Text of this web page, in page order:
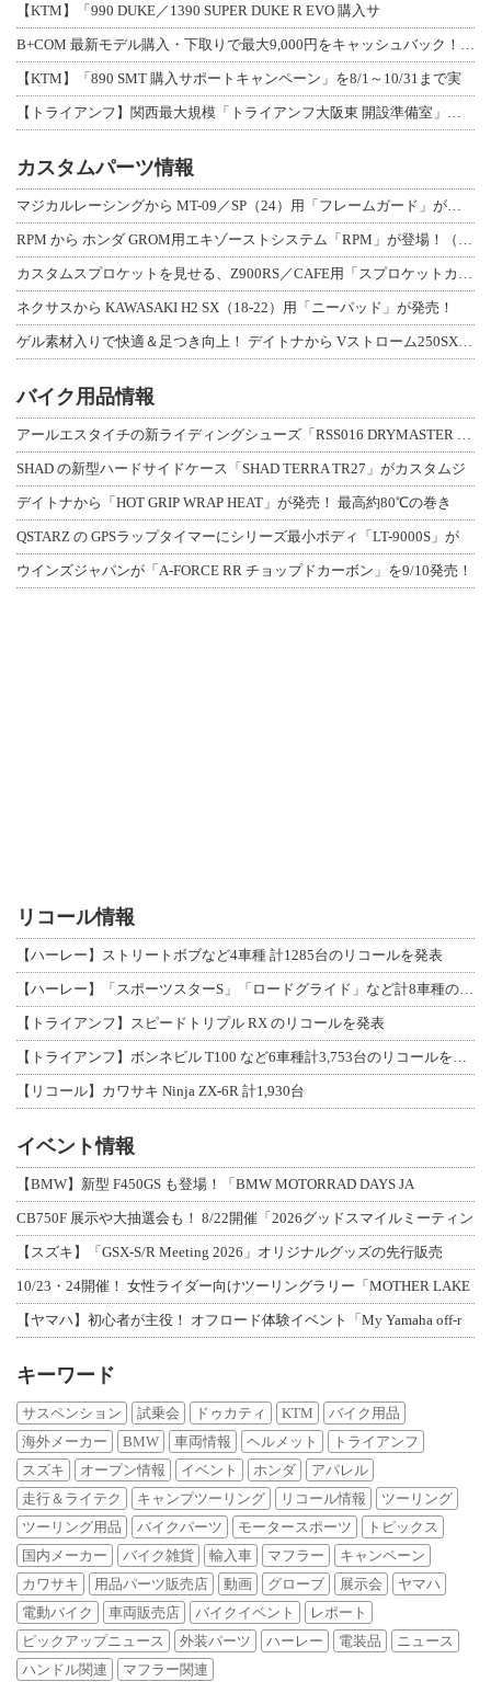
【KTM】「990 DUKE／1390 SUPER DUKE R EVO 購入サ
【KTM】「890 SMT 購入サポートキャンペーン」を8/1～10/31まで実
カスタムパーツ情報
ネクサスから KAWASAKI H2 SX（18-22）用「ニーパッド」が発売！
バイク用品情報
SHAD の新型ハードサイドケース「SHAD TERRA TR27」がカスタムジ
デイトナから「HOT GRIP WRAP HEAT」が発売！ 最高約80℃の巻き
QSTARZ の GPSラップタイマーにシリーズ最小ボディ「LT-9000S」が
ウインズジャパンが「A-FORCE RR チョップドカーボン」を9/10発売！
リコール情報
【ハーレー】ストリートボブなど4車種 計1285台のリコールを発表
【トライアンフ】スピードトリプル RX のリコールを発表
【リコール】カワサキ Ninja ZX-6R 計1,930台
イベント情報
【BMW】新型 F450GS も登場！「BMW MOTORRAD DAYS JA
CB750F 展示や大抽選会も！ 8/22開催「2026グッドスマイルミーティン
【スズキ】「GSX-S/R Meeting 2026」オリジナルグッズの先行販売
10/23・24開催！ 女性ライダー向けツーリングラリー「MOTHER LAKE
【ヤマハ】初心者が主役！ オフロード体験イベント「My Yamaha off-r
キーワード
サスペンション 試乗会 ドゥカティ KTM
バイク用品
海外メーカー
BMW 車両情報 ヘルメット
トライアンフ
スズキ
オープン情報 イベント ホンダ
アパレル
走行＆ライテク
キャンプツーリング リコール情報
ツーリング
ツーリング用品
バイクパーツ モータースポーツ
トピックス
国内メーカー
バイク雑貨 輸入車 マフラー
キャンペーン
カワサキ
用品パーツ販売店 動画 グローブ 展示会
ヤマハ
電動バイク
車両販売店 バイクイベント
レポート
ピックアップニュース
外装パーツ ハーレー 電装品
ニュース
ハンドル関連
マフラー関連